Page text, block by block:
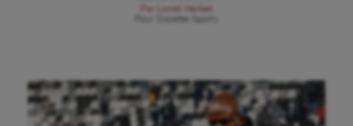
Par
Lionel Herbet
Gazette Sports